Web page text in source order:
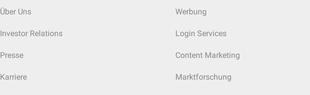
Anämie. Viele Laborparameter sind log-normalverteilt, z.B. die Leukozytenzahl. Dieses
klinischen Erfahrung: nach unten sind die Ergebnisse deutlich begrenzt, nach oben gibt
weniger Werte, die aber im Einzelfall sehr hoch sein können.
Über Uns
Investor Relations
Presse
Karriere
Werbung
Login Services
Content Marketing
Marktforschung